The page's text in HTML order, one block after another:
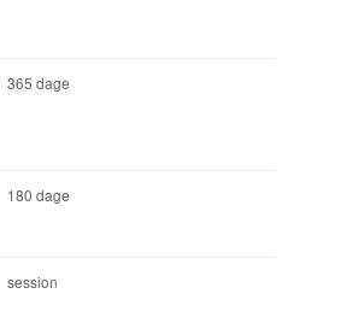
365 dage
180 dage
session